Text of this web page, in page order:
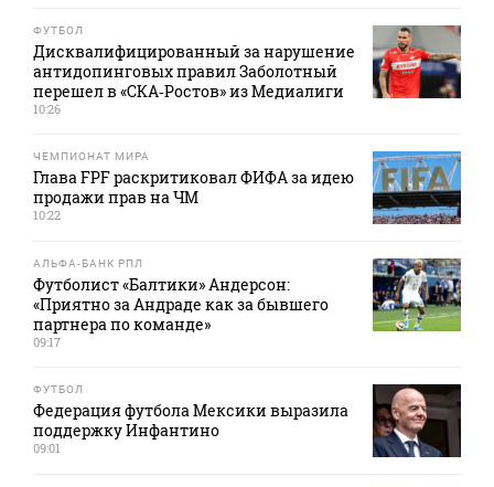
ФУТБОЛ
Дисквалифицированный за нарушение
антидопинговых правил Заболотный
перешел в «СКА‑Ростов» из Медиалиги
10:26
ЧЕМПИОНАТ МИРА
Глава FPF раскритиковал ФИФА за идею
продажи прав на ЧМ
10:22
АЛЬФА-БАНК РПЛ
Футболист «Балтики» Андерсон:
«Приятно за Андраде как за бывшего
партнера по команде»
09:17
ФУТБОЛ
Федерация футбола Мексики выразила
поддержку Инфантино
09:01